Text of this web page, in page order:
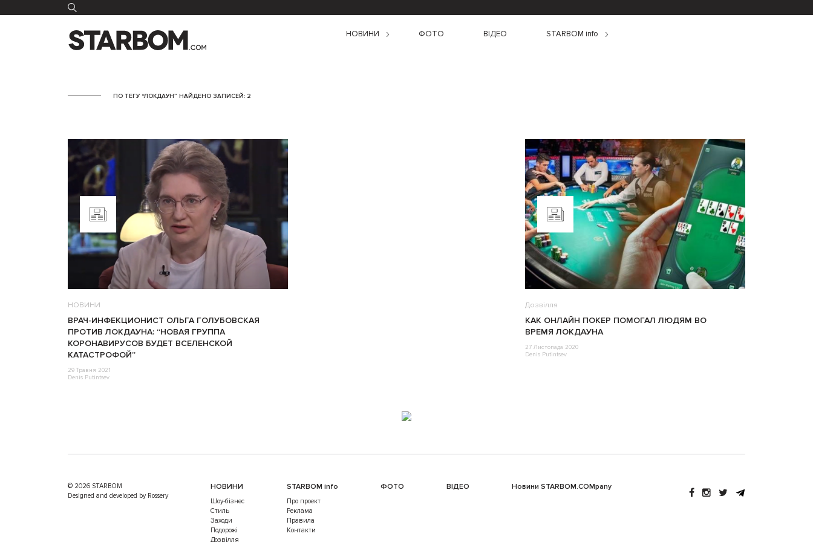
НОВИНИ ФОТО ВІДЕО STARBOM info
ПО ТЕГУ “ЛОКДАУН” НАЙДЕНО ЗАПИСЕЙ: 2
НОВИНИ
ВРАЧ-ИНФЕКЦИОНИСТ ОЛЬГА ГОЛУБОВСКАЯ
ПРОТИВ ЛОКДАУНА: “НОВАЯ ГРУППА
КОРОНАВИРУСОВ БУДЕТ ВСЕЛЕНСКОЙ
КАТАСТРОФОЙ”
29 Травня 2021
Denis Putintsev
Дозвілля
КАК ОНЛАЙН ПОКЕР ПОМОГАЛ ЛЮДЯМ ВО
ВРЕМЯ ЛОКДАУНА
27 Листопада 2020
Denis Putintsev
© 2026 STARBOM
Designed and developed by Rossery
НОВИНИ
Шоу-бізнес
Стиль
Заходи
Подорожі
Дозвілля
STARBOM info
Про проект
Реклама
Правила
Контакти
ФОТО ВІДЕО Новини STARBOM.COMpany